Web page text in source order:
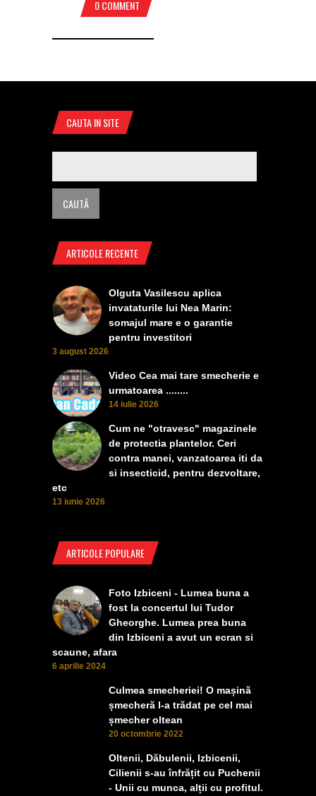
0 COMMENT
CAUTA IN SITE
ARTICOLE RECENTE
Olguta Vasilescu aplica
invataturile lui Nea Marin:
somajul mare e o garantie
pentru investitori
3 august 2026
Video Cea mai tare smecherie e
urmatoarea ........
14 iulie 2026
Cum ne "otravesc" magazinele
de protectia plantelor. Ceri
contra manei, vanzatoarea iti da
si insecticid, pentru dezvoltare,
etc
13 iunie 2026
ARTICOLE POPULARE
Foto Izbiceni - Lumea buna a
fost la concertul lui Tudor
Gheorghe. Lumea prea buna
din Izbiceni a avut un ecran si
scaune, afara
6 aprilie 2024
Culmea smecheriei! O mașină
șmecheră l-a trădat pe cel mai
șmecher oltean
20 octombrie 2022
Oltenii, Dăbulenii, Izbicenii,
Cilienii s-au înfrățit cu Puchenii
- Unii cu munca, alții cu profitul.